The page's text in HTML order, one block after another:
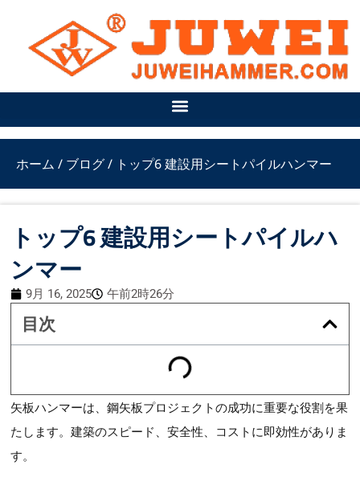
ッ
ホーム / ブログ/ トップ6 建設用シートパイルハンマー
トップ6 建設用シートパイルハ
ンマー
9月 16, 2025 午前2時26分
目次
矢板ハンマーは、鋼矢板プロジェクトの成功に重要な役割を果
たします。建築のスピード、安全性、コストに即効性がありま
す。